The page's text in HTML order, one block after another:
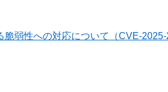
弱性への対応について（CVE-2025-